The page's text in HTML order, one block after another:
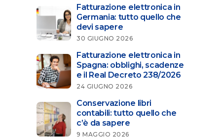
Fatturazione elettronica in
Germania: tutto quello che
devi sapere
30 GIUGNO 2026
Fatturazione elettronica in
Spagna: obblighi, scadenze
e il Real Decreto 238/2026
24 GIUGNO 2026
Conservazione libri
contabili: tutto quello che
c’è da sapere
9 MAGGIO 2026